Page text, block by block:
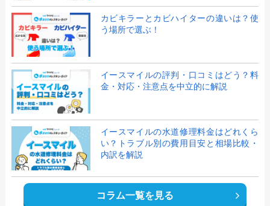
カビキラーとカビハイターの違いは？使
う場所で選ぶ！
イースマイルの評判・口コミはどう？料
金・対応・注意点を中立的に解説
イースマイルの水道修理料金はどれくら
い？トラブル別の費用目安と相場比較・
内訳を解説
コラム一覧を見る